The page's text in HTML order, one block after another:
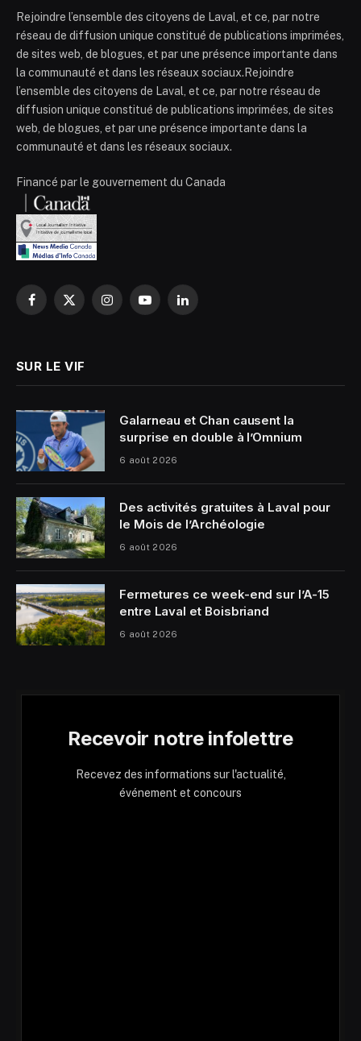
Rejoindre l’ensemble des citoyens de Laval, et ce, par notre
réseau de diffusion unique constitué de publications imprimées,
de sites web, de blogues, et par une présence importante dans
la communauté et dans les réseaux sociaux.Rejoindre
l’ensemble des citoyens de Laval, et ce, par notre réseau de
diffusion unique constitué de publications imprimées, de sites
web, de blogues, et par une présence importante dans la
communauté et dans les réseaux sociaux.
Financé par le gouvernement du Canada
Facebook
X
InstagramYouTubeLinkedIn
SUR LE VIF
Galarneau et Chan causent la
surprise en double à l’Omnium
6 août 2026
Des activités gratuites à Laval pour
le Mois de l’Archéologie
6 août 2026
Fermetures ce week-end sur l’A-15
entre Laval et Boisbriand
6 août 2026
Recevoir notre infolettre
Recevez des informations sur l'actualité,
événement et concours